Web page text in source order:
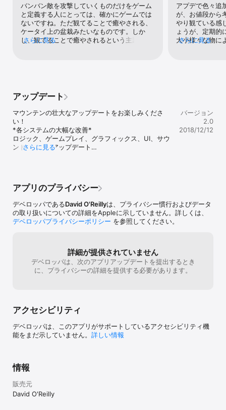
- リズ・オハネシアン（LA Weekly）
「美しい」
- アンドリュー・ウェブスター（The Verge）
「美しい」
「美しい」
- ジョセフ・ルレイ（Touch Arcade）
バンバン敵を攻撃していくものだけをゲーム
と定義する人にとっては、確かにゲームでは
ないですね。ただ観てることで癒やされる、
ケータイ上の盆栽みたいなものです。しか
し、観てることで癒やされるという主題から
さらに見る
アプデで色々追
が、お値段から
やり観ている感
ょうが、定期的
大小様々な物に
化を持たせる
り死んだりす
ると妥当なお
さらに見る
アップデート
マウンテンの壮大なアップデートをお楽しみくださ
い！
*各システムの大幅な改善*
ロジック、ゲームプレイ、グラフィックス、UI、サウ
ンドの多くのアップデート
- 共有ボタンの改善
- 改良された山の形と外観
- 新しい色補正システム
- 新しい雲の表現と改訂された環境効果
より良い配置で生成
- 樹木および植物の品種の追加、植物および樹木の動
作の改良
- 鳥と蝶の追加+ホタルの改良
さらに見る
バージョン
2.0
2018/12/12
アプリのプライバシー
デベロッパであるDavid O'Reillyは、プライバシー慣行およびデータ
の取り扱いについての詳細をAppleに示していません。詳しくは、
デベロッパプライバシーポリシー を参照してください。
詳細が提供されていません
デベロッパは、次のアプリアップデートを提出するとき
に、プライバシーの詳細を提供する必要があります。
アクセシビリティ
デベロッパは、このアプリがサポートしているアクセシビリティ機
能をまだ示していません。 詳しい情報
情報
販売元
David O'Reilly